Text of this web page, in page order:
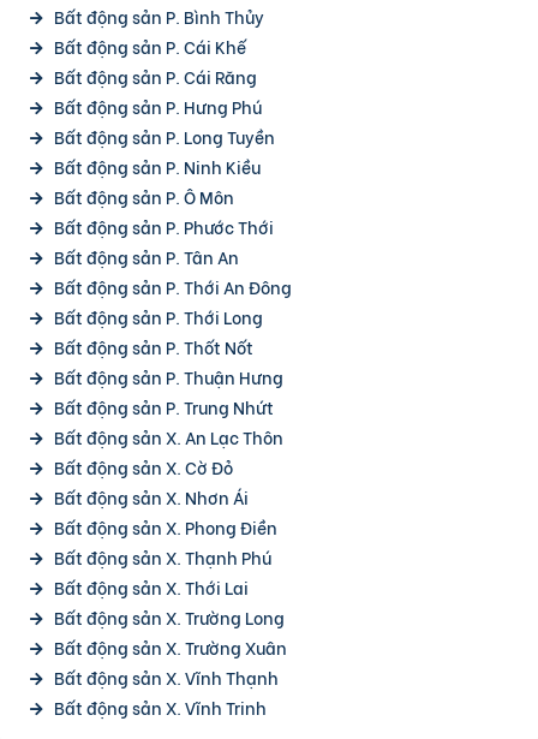
Bất động sản P. Bình Thủy
Bất động sản P. Cái Khế
Bất động sản P. Cái Răng
Bất động sản P. Hưng Phú
Bất động sản P. Long Tuyền
Bất động sản P. Ninh Kiều
Bất động sản P. Ô Môn
Bất động sản P. Phước Thới
Bất động sản P. Tân An
Bất động sản P. Thới An Đông
Bất động sản P. Thới Long
Bất động sản P. Thốt Nốt
Bất động sản P. Thuận Hưng
Bất động sản P. Trung Nhứt
Bất động sản X. An Lạc Thôn
Bất động sản X. Cờ Đỏ
Bất động sản X. Nhơn Ái
Bất động sản X. Phong Điền
Bất động sản X. Thạnh Phú
Bất động sản X. Thới Lai
Bất động sản X. Trường Long
Bất động sản X. Trường Xuân
Bất động sản X. Vĩnh Thạnh
Bất động sản X. Vĩnh Trinh